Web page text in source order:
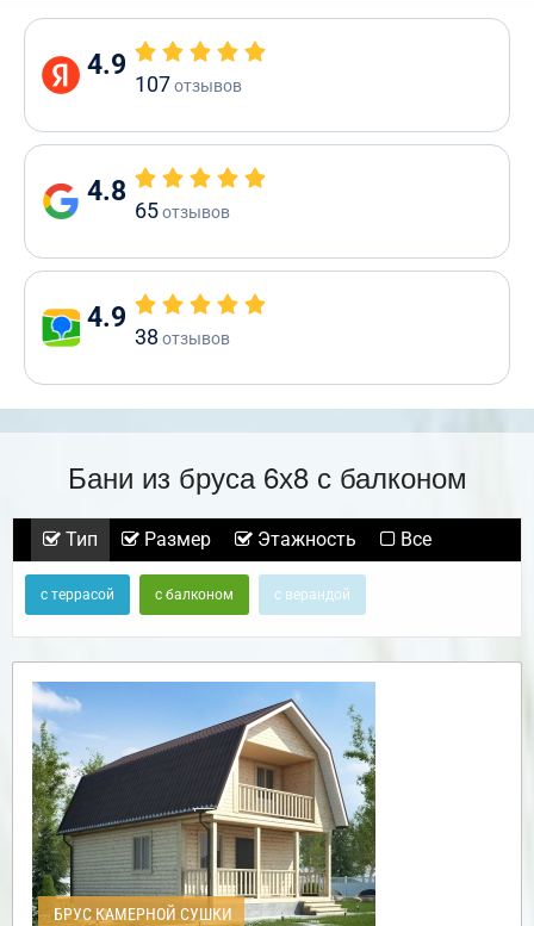
4.9
107отзывов
4.8
65отзывов
4.9
38 отзывов
Бани из бруса 6х8 с балконом
Тип Размер Этажность Все
с террасой с балконом с верандой
БРУС КАМЕРНОЙ СУШКИ